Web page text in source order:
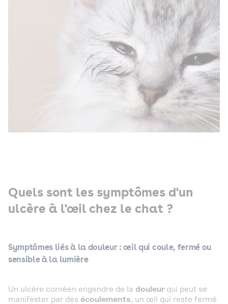
Quels sont les symptômes d'un
ulcère à l'œil chez le chat ?
Symptômes liés à la douleur : œil qui coule, fermé ou
sensible à la lumière
Un ulcère cornéen engendre de la douleur qui peut se
manifester par des écoulements, un œil qui reste fermé